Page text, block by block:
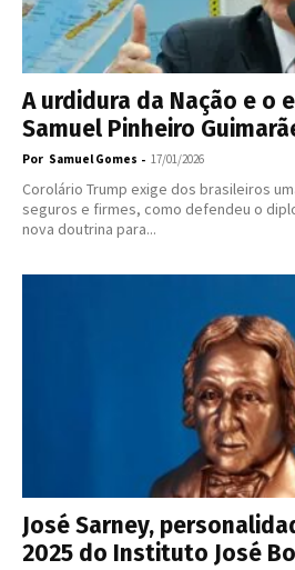
A urdidura da Nação e o
Samuel Pinheiro
Por Samuel Gomes - 17/01/2026
Corolário Trump exige dos brasileiros
seguros e firmes, como defendeu o
nova doutrina para...
José Sarney,
2025 do Instituto José